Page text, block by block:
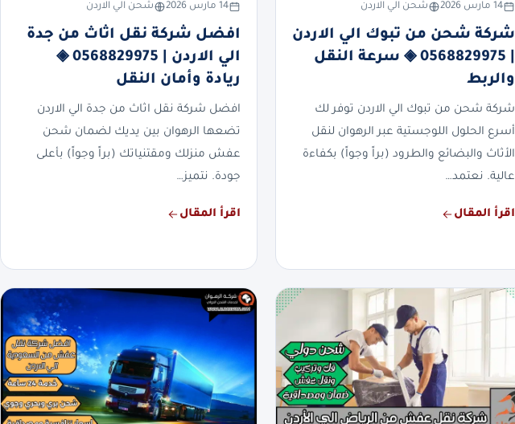
14 مارس 2026 شحن الي الاردن
شركة شحن من تبوك الي الاردن
| 0568829975 ◈ سرعة النقل
والربط
شركة شحن من تبوك الي الاردن توفر لك
أسرع الحلول اللوجستية عبر الرهوان لنقل
الأثاث والبضائع والطرود (براً وجواً) بكفاءة
عالية. نعتمد…
اقرأ المقال
14 مارس 2026 شحن الي الاردن
افضل شركة نقل اثاث من جدة
الي الاردن | 0568829975 ◈
ريادة وأمان النقل
افضل شركة نقل اثاث من جدة الي الاردن
تضعها الرهوان بين يديك لضمان شحن
عفش منزلك ومقتنياتك (براً وجواً) بأعلى
جودة. نتميز…
اقرأ المقال